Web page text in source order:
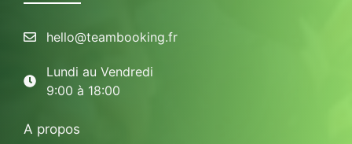
hello@teambooking.fr
Lundi au Vendredi
9:00 à 18:00
A propos